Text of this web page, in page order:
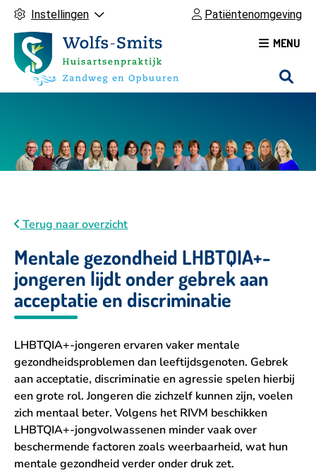
Instellingen Patiëntenomgeving
H
o
d
m
MENU
Terug naar overzicht
Mentale gezondheid LHBTQIA+-
jongeren lijdt onder gebrek aan
acceptatie en discriminatie
LHBTQIA+-jongeren ervaren vaker mentale
gezondheidsproblemen dan leeftijdsgenoten. Gebrek
aan acceptatie, discriminatie en agressie spelen hierbij
een grote rol. Jongeren die zichzelf kunnen zijn, voelen
zich mentaal beter. Volgens het RIVM beschikken
LHBTQIA+-jongvolwassenen minder vaak over
beschermende factoren zoals weerbaarheid, wat hun
mentale gezondheid verder onder druk zet.